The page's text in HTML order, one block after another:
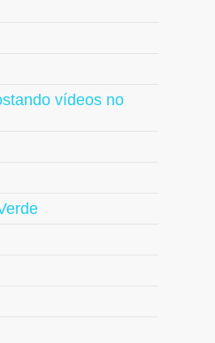
vídeos no